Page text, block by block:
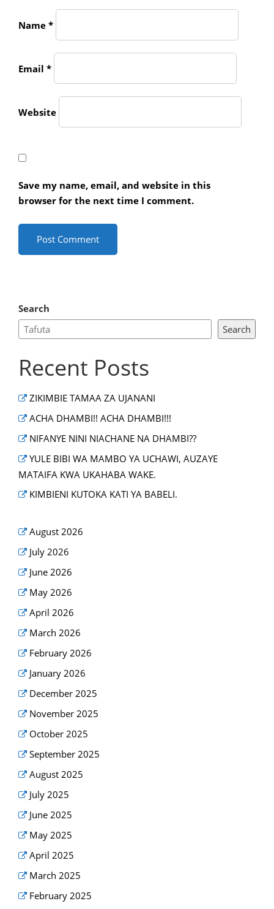
Name *
Email *
Website
Save my name, email, and website in this
browser for the next time I comment.
Search
Search
Recent Posts
ZIKIMBIE TAMAA ZA UJANANI
ACHA DHAMBI!! ACHA DHAMBI!!!
NIFANYE NINI NIACHANE NA DHAMBI??
YULE BIBI WA MAMBO YA UCHAWI, AUZAYE
MATAIFA KWA UKAHABA WAKE.
KIMBIENI KUTOKA KATI YA BABELI.
August 2026
July 2026
June 2026
May 2026
April 2026
March 2026
February 2026
January 2026
December 2025
November 2025
October 2025
September 2025
August 2025
July 2025
June 2025
May 2025
April 2025
March 2025
February 2025